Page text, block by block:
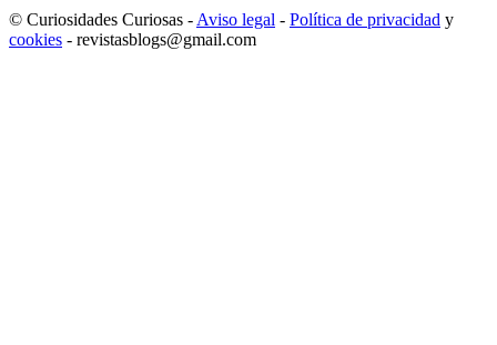
© Curiosidades Curiosas - Aviso legal - Política de privacidad y
cookies - revistasblogs@gmail.com